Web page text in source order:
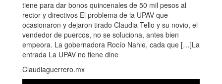
tiene para dar bonos quincenales de 50 mil pesos al
rector y directivos El problema de la UPAV que
ocasionaron y dejaron tirado Claudia Tello y su novio, el
vendedor de puercos, no se soluciona, antes bien
empeora. La gobernadora Rocío Nahle, cada que […]La
entrada La UPAV no tiene dine
Claudiaguerrero.mx